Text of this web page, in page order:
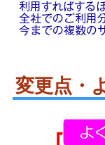
利用すればする
全社でのご利用
今までの複数の
変更点・